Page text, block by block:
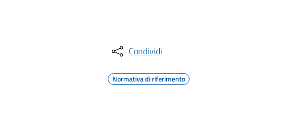
Condividi
Normativa di riferimento